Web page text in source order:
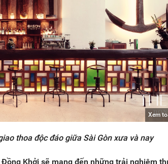
Xem
thoa độc đáo giữa Sài Gòn xưa và nay
Khởi sẽ mang đến những trải nghiệm